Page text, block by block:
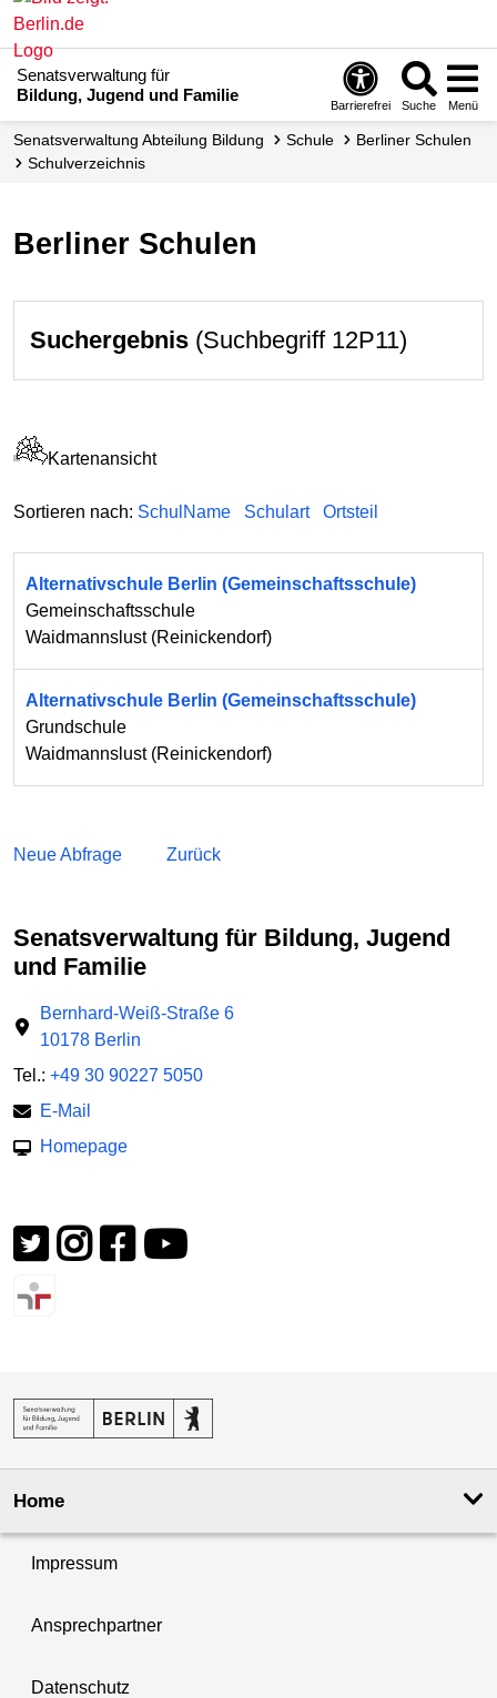
Senatsverwaltung für
Bildung, Jugend und Familie
Barrierefrei Suche Menü
Senats­verwaltung Abteilung Bildung Schule
Berliner Schulen
Schul­verzeichnis
Berliner Schulen
Suchergebnis (Suchbegriff 12P11)
Kartenansicht
Sortieren nach: SchulName Schulart Ortsteil
Alternativschule Berlin (Gemeinschaftsschule)
Gemeinschaftsschule
Waidmannslust(Reinickendorf)
Alternativschule Berlin (Gemeinschaftsschule)
Grundschule
Waidmannslust(Reinickendorf)
Neue Abfrage Zurück
Senatsverwaltung für Bildung, Jugend
und Familie
Bernhard-Weiß-Straße 6
10178 Berlin
Tel.: +49 30 90227 5050
E-Mail
Homepage
Home
Impressum
Ansprechpartner
Datenschutz